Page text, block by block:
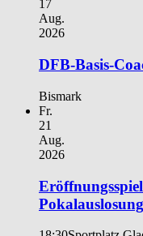
17
Aug.
2026
DFB-Basis-
Bismark
Fr.
21
Aug.
2026